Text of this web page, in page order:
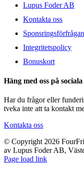
Lupus Foder AB
Kontakta oss
Sponsringsförfrågan
Integritetspolicy
Bonuskort
Häng med oss på
Har du frågor eller
tveka inte att ta kontakt
Kontakta oss
© Copyright 2026
av Lupus Foder AB,
Page load link